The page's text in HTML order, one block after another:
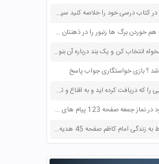
یکی از درس های مندرج در کتاب درسی خود را خلاصه کنید سپس متن خلاصه شده را با بهره گیری از روش های دسته بندی نمودار جدول نقشه مفهومی نشان دهید صفحه 118 نگارش یازدهم
یکی از صدا های آبشار به هم خوردن برگ ها زنبور را در ذهنتان مجسم کنید و درباره آن یک بند بنویسید صفحه 11 نگارش پنجم
یکی از دو موضوع را به دلخواه انتخاب کن و یک بند درباره آن بنویس صفحه 35 کتاب نگارش فارسی سوم
؟ بازی خواستگاری جواب پاسخ
یکی از موثرترین پیام هایی را که دریافت کرده اید و به اقناع و تغییری جدی در شما منجر شده است برسی کنید و علت این تاثیر گذاری قابل توجه را بنویسید صفحه 52 تفکر و سواد رسانه ای دهم
یکی از خاطرات حضور خود در نماز جمعه صفحه 123 پیام های آسمان هفتم
یکی از داستان های مربوط به زندگی امام کاظم صفحه 45 هدیه های آسمان چهارم